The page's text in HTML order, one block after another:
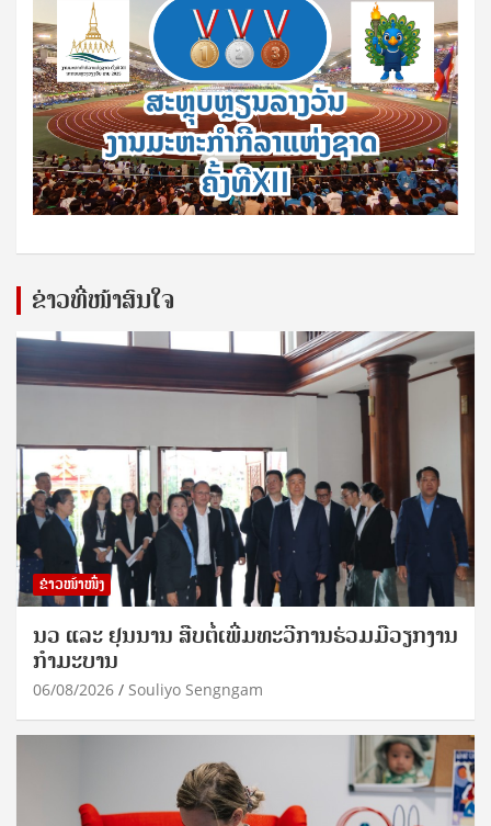
ຂ່າວທີ່ໜ້າສົນໃຈ
ຂ່າວໜ້າໜຶ່ງ
ນວ ແລະ ຢຸນນານ ສືບຕໍ່ເພີ່ມທະວີການຮ່ວມມືວຽກງານ
ກຳມະບານ
06/08/2026 Souliyo Sengngam